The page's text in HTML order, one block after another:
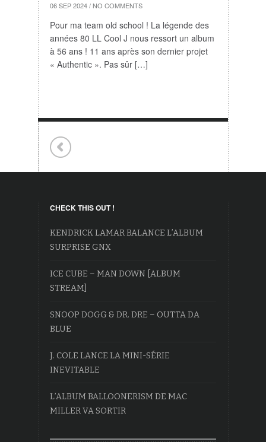
06 SEP 2024 / NO COMMENTS
Pour ma team old school ! La légende des
années 80 LL Cool J nous ressort un album
à 56 ans ! 11 ans après son dernier projet
« Authentic ». Pas sûr […]
CHECK THIS OUT !
KENDRICK LAMAR BALANCE L’ALBUM
SURPRISE GNX
ICE CUBE – MAN DOWN [ALBUM
STREAM]
SNOOP DOGG & DR. DRE – OUTTA DA
BLUE
J. COLE LANCE LA MINI-SÉRIE
INEVITABLE
L’ALBUM BALLOONERISM DE MAC
MILLER VA SORTIR